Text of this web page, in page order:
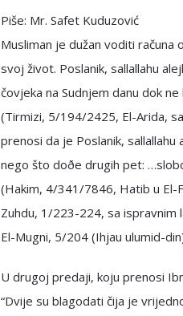
Piše: Mr. Safet Kuduzović
Musliman je dužan voditi
svoj život. Poslanik, sallallahu
čovjeka na Sudnjem danu dok
(Tirmizi, 5/194/2425, El-Arida,
prenosi da je Poslanik,
nego što doðe drugih pet:
(Hakim, 4/341/7846, Hatib u El-
Zuhdu, 1/223-224, sa ispravnim
El-Mugni, 5/204 (Ihjau ulumid-
U drugoj predaji, koju prenosi
“Dvije su blagodati čija je